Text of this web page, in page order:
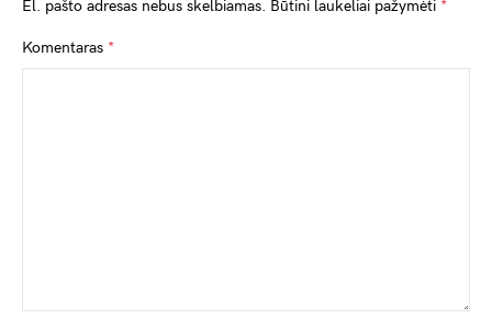
El. pašto adresas nebus skelbiamas. Būtini laukeliai pažymėti *
Komentaras *